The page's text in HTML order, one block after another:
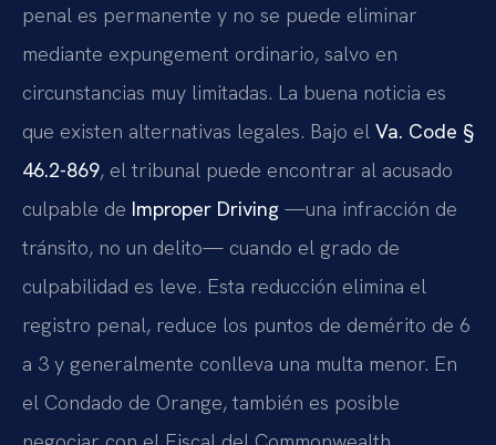
penal es permanente y no se puede eliminar
mediante expungement ordinario, salvo en
circunstancias muy limitadas. La buena noticia es
que existen alternativas legales. Bajo el Va. Code §
46.2-869, el tribunal puede encontrar al acusado
culpable de Improper Driving —una infracción de
tránsito, no un delito— cuando el grado de
culpabilidad es leve. Esta reducción elimina el
registro penal, reduce los puntos de demérito de 6
a 3 y generalmente conlleva una multa menor. En
el Condado de Orange, también es posible